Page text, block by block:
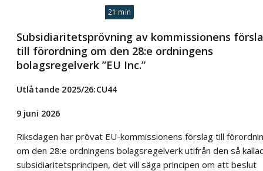
21 min
Subsidiaritetsprövning av kommissionens
till förordning om den 28:e ordningens
bolagsregelverk ”EU Inc.”
Utlåtande 2025/26:CU44
9 juni 2026
Riksdagen har prövat EU-kommissionens förslag till
om den 28:e ordningens bolagsregelverk utifrån den så
subsidiaritetsprincipen, det vill säga principen om att beslut